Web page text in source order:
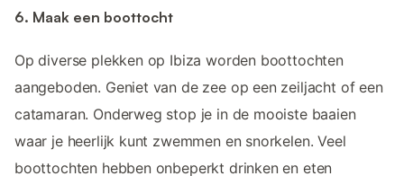
6. Maak een boottocht
Op diverse plekken op Ibiza worden boottochten
aangeboden. Geniet van de zee op een zeiljacht of een
catamaran. Onderweg stop je in de mooiste baaien
waar je heerlijk kunt zwemmen en snorkelen. Veel
boottochten hebben onbeperkt drinken en eten